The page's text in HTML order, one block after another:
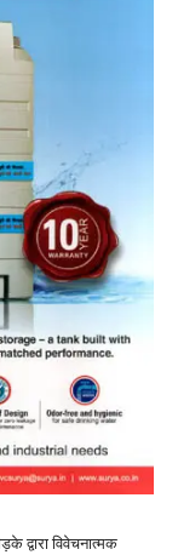
द्वारा विवेचनात्मक